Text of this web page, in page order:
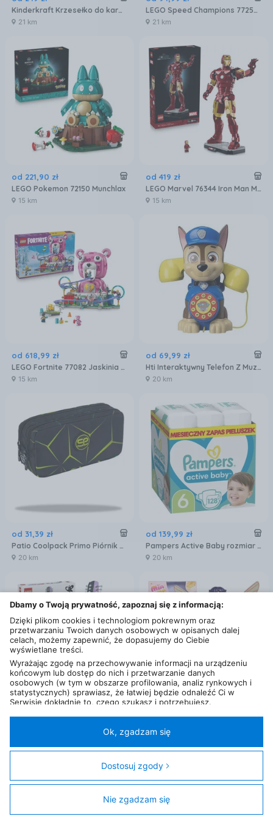
Kinderkraft Krzesełko do karmienia ENOCK szaro-drewniane
21 km
LEGO Speed Champions 77252 F1: film — APXGP Team Race Car
21 km
od 221,90 zł
LEGO Pokemon 72150 Munchlax
15 km
od 419 zł
LEGO Marvel 76344 Iron Man Mark 3 — edycja kolekcjonerska
15 km
od 618,99 zł
LEGO Fortnite 77082 Jaskinia Ubawu
15 km
od 69,99 zł
Hti Interaktywny Telefon Z Muzyką Psi Patrol Chase
20 km
od 31,39 zł
Patio Coolpack Primo Piórnik Saszetka Podwójna Quake F105750
20 km
od 139,99 zł
Pampers Active Baby rozmiar 6, 128 pieluszek 13kg-18kg
20 km
20 km
Filtry
Dbamy o Twoją prywatność, zapoznaj się z informacją:
Dzięki plikom cookies i technologiom pokrewnym oraz
przetwarzaniu Twoich danych osobowych w opisanych dalej
celach, możemy zapewnić, że dopasujemy do Ciebie
wyświetlane treści.
Wyrażając zgodę na przechowywanie informacji na urządzeniu
końcowym lub dostęp do nich i przetwarzanie danych
osobowych (w tym w obszarze profilowania, analiz rynkowych i
statystycznych) sprawiasz, że łatwiej będzie odnaleźć Ci w
Serwisie dokładnie to, czego szukasz i potrzebujesz.
internetowy, dane przeglądania)nasi partnerzy (129 partnerów)
Twoja zgoda jest dobrowolna i obejmuje przetwarzanie danych
osobowych w celach: prezentowania spersonalizowanych treści i
reklam oraz ich pomiaru, tworzenia statystyk, poprawy
funkcjonalności strony, ułatwienia korzystania z naszych stron.
Zgoda obejmuje także wyszczególnione cele (wg standardu i
klasyfikacji IAB Europe) dla Zaufanych Partnerów IAB: 1)
Ok, zgadzam się
Dostosuj zgody
Nie zgadzam się